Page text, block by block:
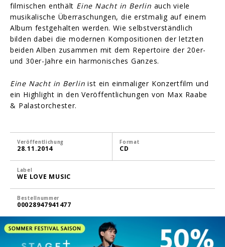
filmischen enthält Eine Nacht in Berlin auch viele
musikalische Überraschungen, die erstmalig auf einem
Album festgehalten werden. Wie selbstverständlich
bilden dabei die modernen Kompositionen der letzten
beiden Alben zusammen mit dem Repertoire der 20er-
und 30er-Jahre ein harmonisches Ganzes.
Eine Nacht in Berlin ist ein einmaliger Konzertfilm und
ein Highlight in den Veröffentlichungen von Max Raabe
& Palastorchester.
Veröffentlichung
28.11.2014
Format
CD
Label
WE LOVE MUSIC
Bestellnummer
00028947941477